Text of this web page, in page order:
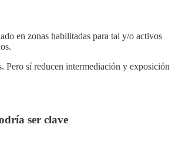
en zonas habilitadas para tal y/o activos
Pero sí reducen intermediación y exposición
ser clave